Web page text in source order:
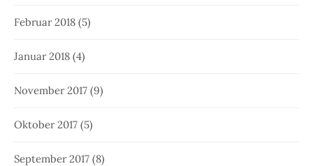
Februar 2018 (5)
Januar 2018 (4)
November 2017 (9)
Oktober 2017 (5)
September 2017 (8)